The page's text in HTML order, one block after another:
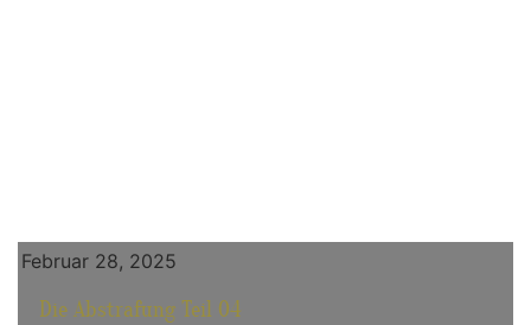
Februar 28, 2025
Die Abstrafung Teil 04